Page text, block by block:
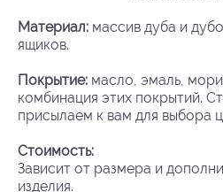
Материал: массив дуба и
ящиков.
Покрытие: масло, эмаль,
комбинация этих покрытий.
присылаем к вам для выбора
Стоимость:
Зависит от размера и
изделия.